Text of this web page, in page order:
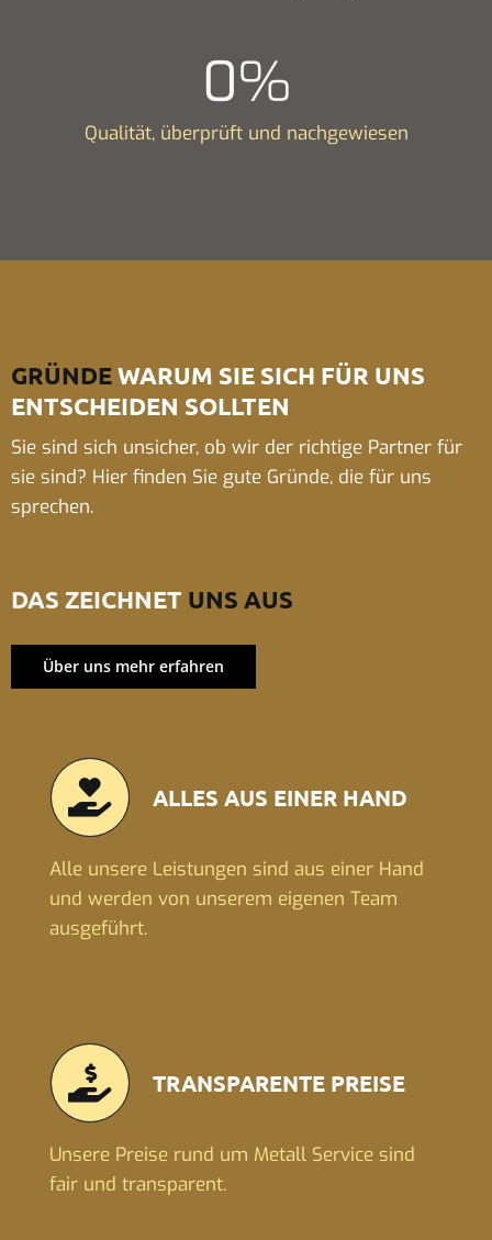
0%
Qualität, überprüft und nachgewiesen
GRÜNDEWARUM SIE SICH FÜR UNS
ENTSCHEIDEN SOLLTEN
Sie sind sich unsicher, ob wir der richtige Partner für
sie sind? Hier finden Sie gute Gründe, die für uns
sprechen.
DAS ZEICHNET UNS AUS
Über uns mehr erfahren
ALLES AUS EINER HAND
Alle unsere Leistungen sind aus einer Hand
und werden von unserem eigenen Team
ausgeführt.
TRANSPARENTE PREISE
Unsere Preise rund um Metall Service sind
fair und transparent.